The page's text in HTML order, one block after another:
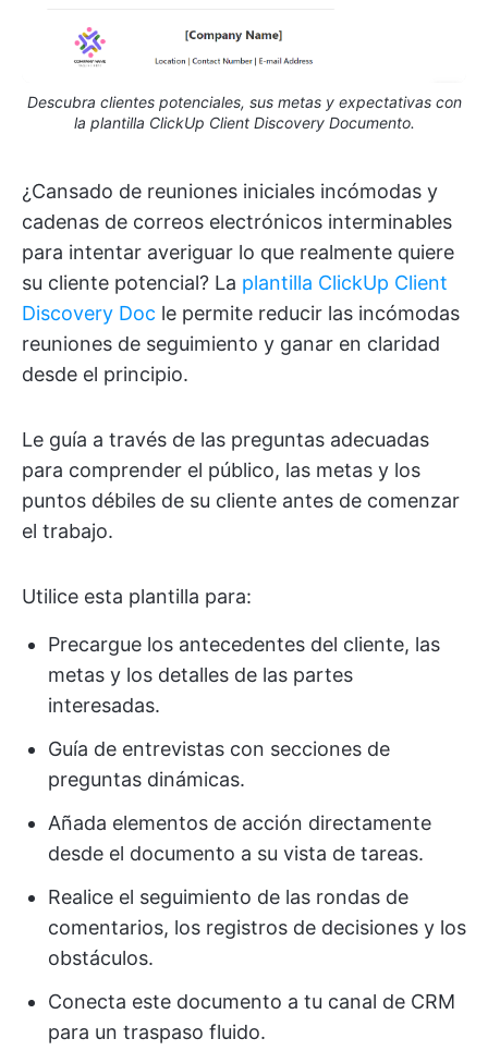
Descubra clientes potenciales, sus metas y expectativas con
la plantilla ClickUp Client Discovery Documento.
¿Cansado de reuniones iniciales incómodas y
cadenas de correos electrónicos interminables
para intentar averiguar lo que realmente quiere
su cliente potencial? La plantilla ClickUp Client
Discovery Doc le permite reducir las incómodas
reuniones de seguimiento y ganar en claridad
desde el principio.
Le guía a través de las preguntas adecuadas
para comprender el público, las metas y los
puntos débiles de su cliente antes de comenzar
el trabajo.
Utilice esta plantilla para:
Precargue los antecedentes del cliente, las
metas y los detalles de las partes
interesadas.
Guía de entrevistas con secciones de
preguntas dinámicas.
Añada elementos de acción directamente
desde el documento a su vista de tareas.
Realice el seguimiento de las rondas de
comentarios, los registros de decisiones y los
obstáculos.
Conecta este documento a tu canal de CRM
para un traspaso fluido.